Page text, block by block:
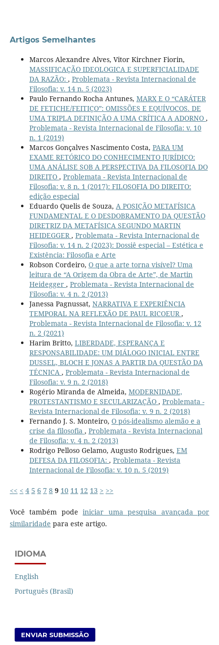
Artigos Semelhantes
Marcos Alexandre Alves, Vitor Kirchner Fiorin,
MASSIFICAÇÃO IDEOLOGICA E SUPERFICIALIDADE
DA RAZÃO: , Problemata - Revista Internacional de
Filosofia: v. 14 n. 5 (2023)
Paulo Fernando Rocha Antunes, MARX E O “CARÁTER
DE FETICHE/FEITIÇO”: OMISSÕES E EQUÍVOCOS. DE
UMA TRIPLA DEFINIÇÃO A UMA CRÍTICA A ADORNO ,
Problemata - Revista Internacional de Filosofia: v. 10
n. 1 (2019)
Marcos Gonçalves Nascimento Costa, PARA UM
EXAME RETÓRICO DO CONHECIMENTO JURÍDICO:
UMA ANÁLISE SOB A PERSPECTIVA DA FILOSOFIA DO
DIREITO , Problemata - Revista Internacional de
Filosofia: v. 8 n. 1 (2017): FILOSOFIA DO DIREITO:
edição especial
Eduardo Quelis de Souza, A POSIÇÃO METAFÍSICA
FUNDAMENTAL E O DESDOBRAMENTO DA QUESTÃO
DIRETRIZ DA METAFÍSICA SEGUNDO MARTIN
HEIDEGGER, Problemata - Revista Internacional de
Filosofia: v. 14 n. 2 (2023): Dossiê especial – Estética e
Existência: Filosofia e Arte
Robson Cordeiro, O que a arte torna visível? Uma
leitura de “A Origem da Obra de Arte”, de Martin
Heidegger , Problemata - Revista Internacional de
Filosofia: v. 4 n. 2 (2013)
Janessa Pagnussat, NARRATIVA E EXPERIÊNCIA
TEMPORAL NA REFLEXÃO DE PAUL RICOEUR,
Problemata - Revista Internacional de Filosofia: v. 12
n. 2 (2021)
Harim Britto, LIBERDADE, ESPERANÇA E
RESPONSABILIDADE: UM DIÁLOGO INICIAL ENTRE
DUSSEL, BLOCH E JONAS A PARTIR DA QUESTÃO DA
TÉCNICA , Problemata - Revista Internacional de
Filosofia: v. 9 n. 2 (2018)
Rogério Miranda de Almeida, MODERNIDADE,
PROTESTANTISMO E SECULARIZAÇÃO , Problemata -
Revista Internacional de Filosofia: v. 9 n. 2 (2018)
Fernando J. S. Monteiro, O pós-idealismo alemão e a
crise da filosofia , Problemata - Revista Internacional
de Filosofia: v. 4 n. 2 (2013)
Rodrigo Pelloso Gelamo, Augusto Rodrigues, EM
DEFESA DA FILOSOFIA: , Problemata - Revista
Internacional de Filosofia: v. 10 n. 5 (2019)
<< < 4 5 6 7 8 9 10 11 12 13 > >>
Você também podeiniciar uma pesquisa avançada por
similaridade para este artigo.
IDIOMA
English
Português (Brasil)
ENVIAR SUBMISSÃO